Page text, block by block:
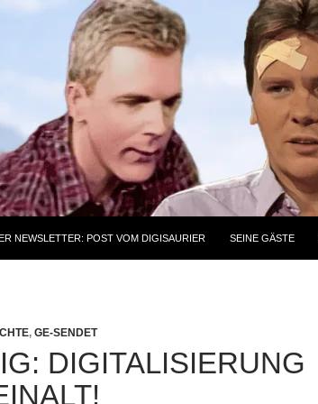
NEWSLETTER: POST VOM DIGISAURIER SEINE GÄSTE
, GE-SENDET
DIGITALISIERUNG